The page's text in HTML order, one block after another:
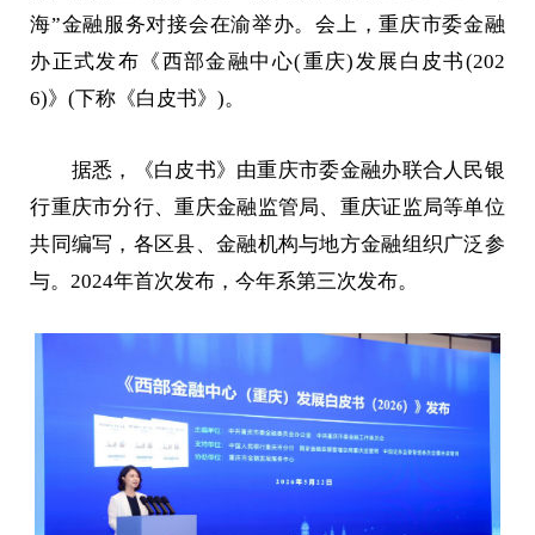
海”金融服务对接会在渝举办。会上，重庆市委金融
办正式发布《西部金融中心(重庆)发展白皮书(202
6)》(下称《白皮书》)。
据悉，《白皮书》由重庆市委金融办联合人民银
行重庆市分行、重庆金融监管局、重庆证监局等单位
共同编写，各区县、金融机构与地方金融组织广泛参
与。2024年首次发布，今年系第三次发布。